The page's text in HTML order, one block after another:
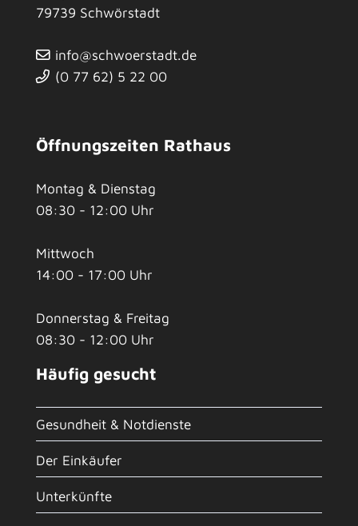
79739 Schwörstadt
info@schwoerstadt.de
(0 77 62) 5 22 00
Öffnungszeiten Rathaus
Montag & Dienstag
08:30 - 12:00 Uhr
Mittwoch
14:00 - 17:00 Uhr
Donnerstag & Freitag
08:30 - 12:00 Uhr
Häufig gesucht
Gesundheit & Notdienste
Der Einkäufer
Unterkünfte